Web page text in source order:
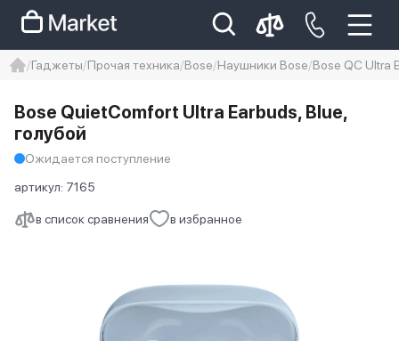
Iphone 14 pro max
айфон 14
Гаджеты Прочая техника Bose Наушники Bose Bose QC Ultra
в список сравнения в избранное
Bose QuietComfort Ultra Earbuds, Blue,
голубой
Ожидается поступление
артикул: 7165